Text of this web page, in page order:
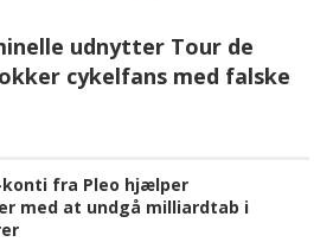
udnytter Tour de
cykelfans med falske
fra Pleo hjælper
med at undgå milliardtab i